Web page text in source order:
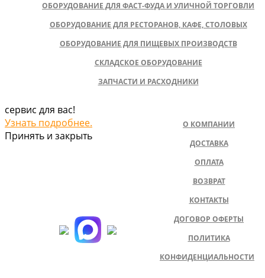
ОБОРУДОВАНИЕ ДЛЯ ФАСТ-ФУДА И УЛИЧНОЙ ТОРГОВЛИ
ОБОРУДОВАНИЕ ДЛЯ РЕСТОРАНОВ, КАФЕ, СТОЛОВЫХ
ОБОРУДОВАНИЕ ДЛЯ ПИЩЕВЫХ ПРОИЗВОДСТВ
СКЛАДСКОЕ ОБОРУДОВАНИЕ
ЗАПЧАСТИ И РАСХОДНИКИ
О КОМПАНИИ
ДОСТАВКА
ОПЛАТА
ВОЗВРАТ
КОНТАКТЫ
ДОГОВОР ОФЕРТЫ
ПОЛИТИКА
КОНФИДЕНЦИАЛЬНОСТИ
сервис для вас!
Узнать подробнее.
Принять и закрыть